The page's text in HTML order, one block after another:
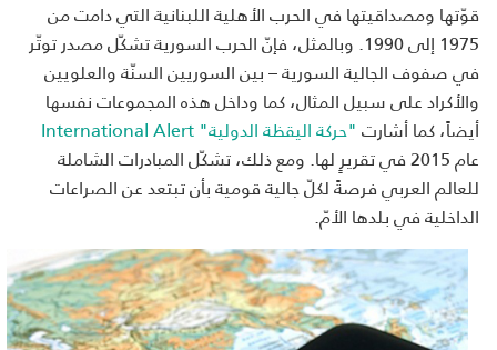
قوّتها ومصداقيتها في الحرب الأهلية اللبنانية التي دامت من
1975 إلى 1990. وبالمثل، فإنّ الحرب السورية تشكّل مصدر توتّر
في صفوف الجالية السورية – بين السوريين السنّة والعلويين
والأكراد على سبيل المثال، كما وداخل هذه المجموعات نفسها
أيضاً، كما أشارت"حركة اليقظة الدولية" International Alert
عام 2015 في تقريرٍ لها. ومع ذلك، تشكّل المبادرات الشاملة
للعالم العربي فرصةً لكلّ جالية قومية بأن تبتعد عن الصراعات
الداخلية في بلدها الأمّ.